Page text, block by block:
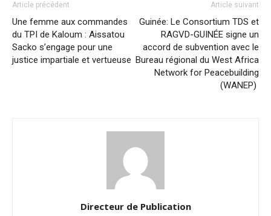
Article précédent
Une femme aux commandes
du TPI de Kaloum : Aissatou
Sacko s’engage pour une
justice impartiale et vertueuse
Article suivant
Guinée: Le Consortium TDS et
RAGVD-GUINÉE signe un
accord de subvention avec le
Bureau régional du West Africa
Network for Peacebuilding
(WANEP)
Directeur de Publication